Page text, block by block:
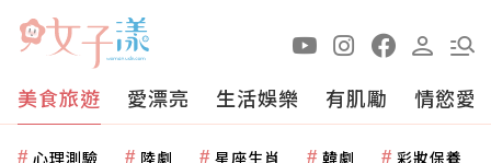
美食旅遊 愛漂亮 生活娛樂 有肌勵 情慾愛
心理測驗 陸劇 星座生肖 韓劇 彩妝保養